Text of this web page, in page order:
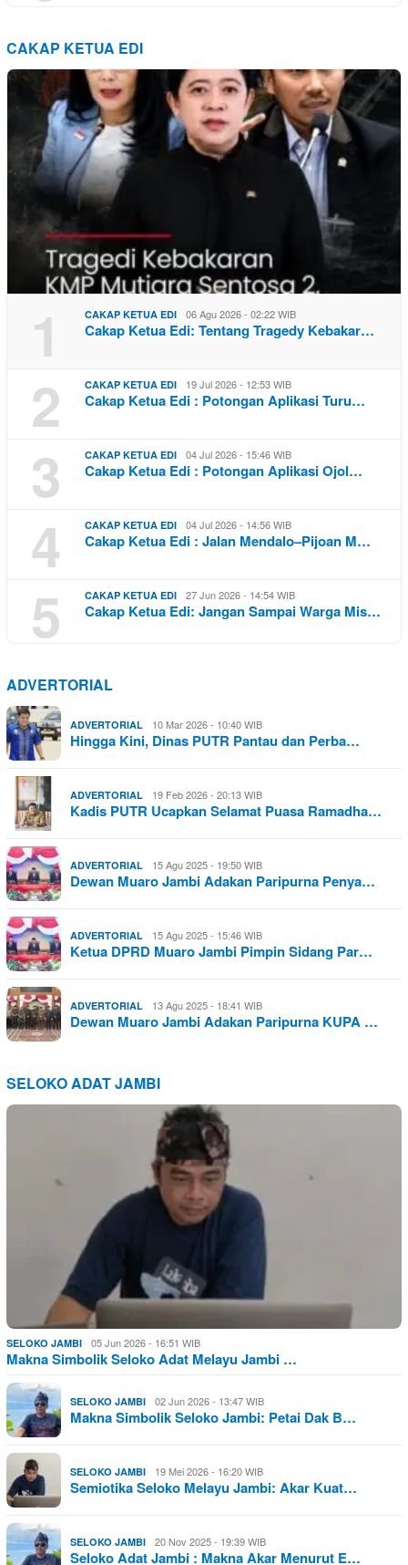
CAKAP KETUA EDI
1 CAKAP KETUA EDI 06 Agu 2026 - 02:22 WIB
Cakap Ketua Edi: Tentang Tragedy Kebakar…
2 CAKAP KETUA EDI 19 Jul 2026 - 12:53 WIB
Cakap Ketua Edi : Potongan Aplikasi Turu…
3 CAKAP KETUA EDI 04 Jul 2026 - 15:46 WIB
Cakap Ketua Edi : Potongan Aplikasi Ojol…
4 CAKAP KETUA EDI 04 Jul 2026 - 14:56 WIB
Cakap Ketua Edi : Jalan Mendalo–Pijoan M…
5 CAKAP KETUA EDI 27 Jun 2026 - 14:54 WIB
Cakap Ketua Edi: Jangan Sampai Warga Mis…
ADVERTORIAL
ADVERTORIAL 10 Mar 2026 - 10:40 WIB
Hingga Kini, Dinas PUTR Pantau dan Perba…
ADVERTORIAL 19 Feb 2026 - 20:13 WIB
Kadis PUTR Ucapkan Selamat Puasa Ramadha…
ADVERTORIAL 15 Agu 2025 - 19:50 WIB
Dewan Muaro Jambi Adakan Paripurna Penya…
ADVERTORIAL 15 Agu 2025 - 15:46 WIB
Ketua DPRD Muaro Jambi Pimpin Sidang Par…
ADVERTORIAL 13 Agu 2025 - 18:41 WIB
Dewan Muaro Jambi Adakan Paripurna KUPA …
SELOKO ADAT JAMBI
SELOKO JAMBI 05 Jun 2026 - 16:51 WIB
Makna Simbolik Seloko Adat Melayu Jambi …
SELOKO JAMBI 02 Jun 2026 - 13:47 WIB
Makna Simbolik Seloko Jambi: Petai Dak B…
SELOKO JAMBI 19 Mei 2026 - 16:20 WIB
Semiotika Seloko Melayu Jambi: Akar Kuat…
SELOKO JAMBI 20 Nov 2025 - 19:39 WIB
Seloko Adat Jambi : Makna Akar Menurut E…